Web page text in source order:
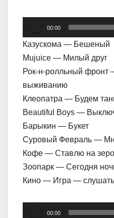
00:00
Казускома — Бешеный
Mujuice — Милый друг
Рок-н-ролльный фронт
выживанию
Клеопатра — Будем
Beautiful Boys —
Барыкин — Букет
Суровый Февраль —
Кофе — Ставлю на зеро
Зоопарк — Сегодня
Кино — Игра — слушать
00:00